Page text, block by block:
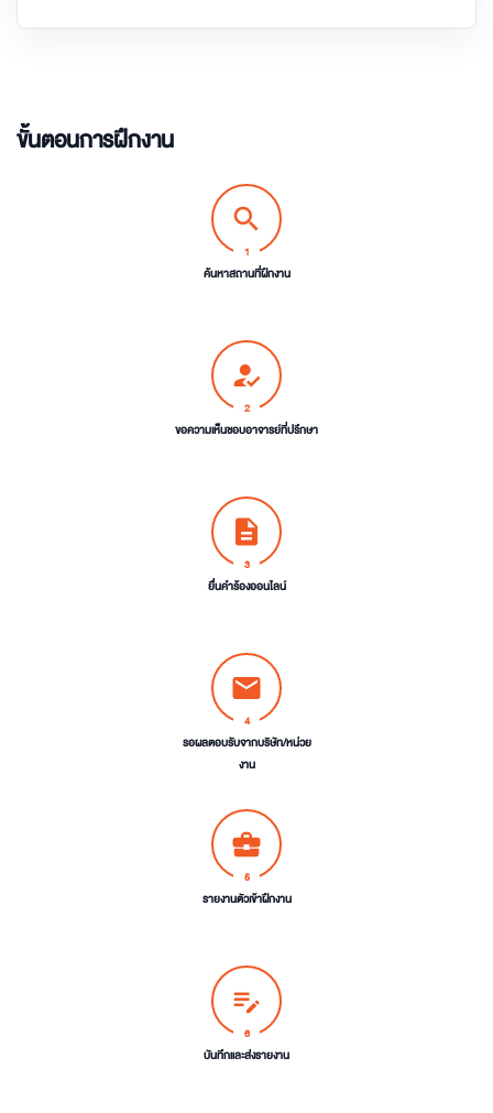
ขั้นตอนการฝึกงาน
search
1
ค้นหาสถานที่ฝึกงาน
how_to_reg
2
ขอความเห็นชอบอาจารย์ที่ปรึกษา
description
3
ยื่นคำร้องออนไลน์
mail
4
รอผลตอบรับจากบริษัท/หน่วย
งาน
business_center
5
รายงานตัวเข้าฝึกงาน
edit_note
6
บันทึกและส่งรายงาน